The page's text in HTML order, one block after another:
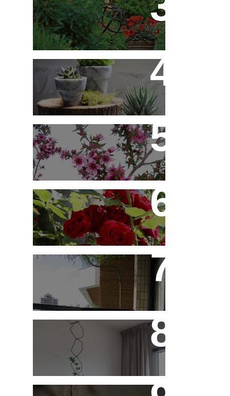
Flores em Meu Jardim o
Ano Todo
10 Novos Vasinhos na
Decoração - Parte 1
Érica Japonesa -
Aprenda a Cultivar
Você Sabe Tudo Sobre
Rosas?
Saiba Tudo Sobre
Jardins de Inverno
Treliças, Ganchos e
Suportes - Parte 1